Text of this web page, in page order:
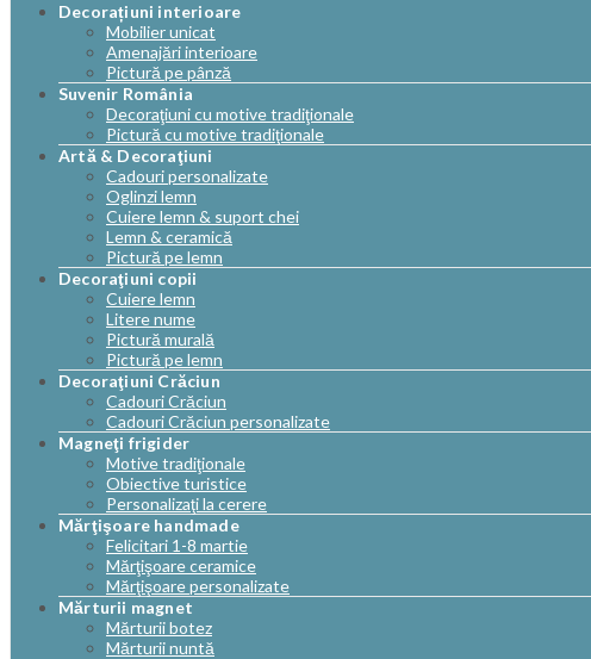
Decorațiuni interioare
Mobilier unicat
Amenajări interioare
Pictură pe pânză
Suvenir România
Decoraţiuni cu motive tradiţionale
Pictură cu motive tradiţionale
Artă & Decoraţiuni
Cadouri personalizate
Oglinzi lemn
Cuiere lemn & suport chei
Lemn & ceramică
Pictură pe lemn
Decoraţiuni copii
Cuiere lemn
Litere nume
Pictură murală
Pictură pe lemn
Decoraţiuni Crăciun
Cadouri Crăciun
Cadouri Crăciun personalizate
Magneţi frigider
Motive tradiţionale
Obiective turistice
Personalizaţi la cerere
Mărţişoare handmade
Felicitari 1-8 martie
Mărţişoare ceramice
Mărţişoare personalizate
Mărturii magnet
Mărturii botez
Mărturii nuntă